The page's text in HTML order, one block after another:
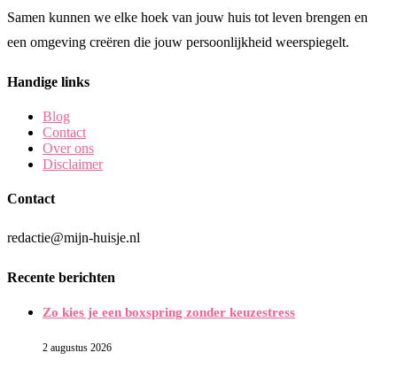
Samen kunnen we elke hoek van jouw huis tot leven brengen en
een omgeving creëren die jouw persoonlijkheid weerspiegelt.
Handige links
Blog
Contact
Over ons
Disclaimer
Contact
redactie@mijn-huisje.nl
Recente berichten
Zo kies je een boxspring zonder keuzestress
2 augustus 2026